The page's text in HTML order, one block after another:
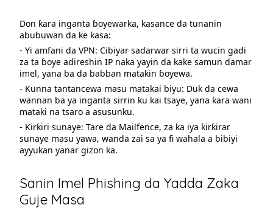
Don ƙara inganta ɓoyewarka, kasance da tunanin
abubuwan da ke ƙasa:
- Yi amfani da VPN: Cibiyar sadarwar sirri ta wucin gadi
za ta ɓoye adireshin IP naka yayin da kake samun damar
imel, yana ba da babban matakin ɓoyewa.
- Kunna tantancewa masu matakai biyu: Duk da cewa
wannan ba ya inganta sirrin ku kai tsaye, yana ƙara wani
mataki na tsaro a asusunku.
- Ƙirƙiri sunaye: Tare da Mailfence, za ka iya ƙirƙirar
sunaye masu yawa, wanda zai sa ya fi wahala a bibiyi
ayyukan yanar gizon ka.
Sanin Imel Phishing da Yadda Zaka
Guje Masa